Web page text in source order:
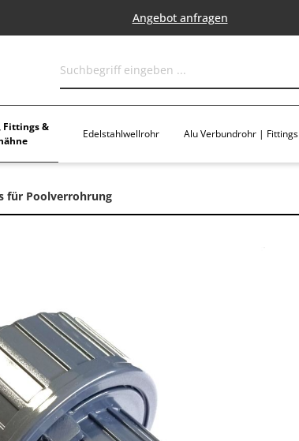
Angebot anfragen
Fittings &
Edelstahlwellrohr Alu Verbundrohr | Fittings
für Poolverrohrung